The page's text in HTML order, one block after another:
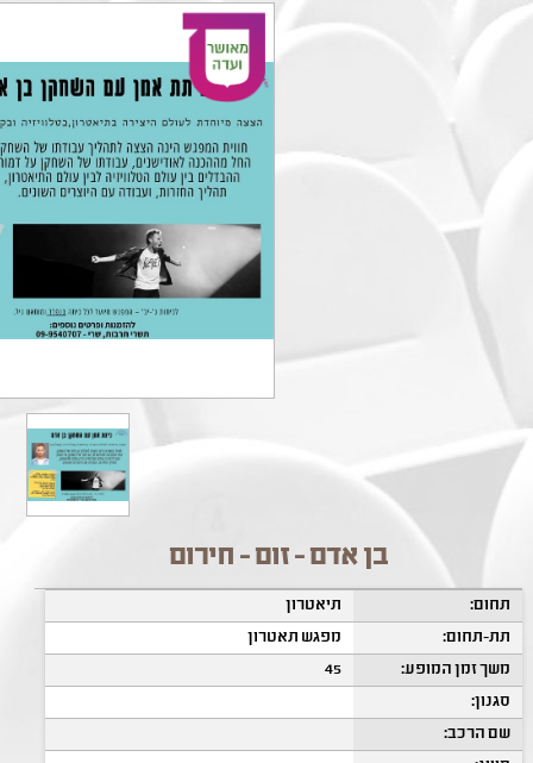
בן אדם - זום - חירום
תחום:
תיאטרון
תת-תחום:
מפגש תאטרון
משך זמן המופע:
45
סגנון:
שם הרכב: